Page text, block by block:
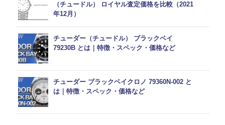
（チュードル） ロイヤル査定価格を比較（2021
年12月）
チューダー（チュードル） ブラックベイ
79230B とは｜特徴・スペック・価格など
チューダー ブラックベイクロノ 79360N-002 と
は｜特徴・スペック・価格など